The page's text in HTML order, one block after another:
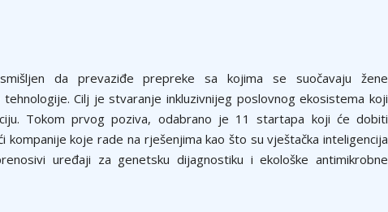
da prevaziđe prepreke sa kojima se suočavaju žene
Cilj je stvaranje inkluzivnijeg poslovnog ekosistema koji
Tokom prvog poziva, odabrano je 11 startapa koji će dobiti
kompanije koje rade na rješenjima kao što su vještačka inteligencija
uređaji za genetsku dijagnostiku i ekološke antimikrobne